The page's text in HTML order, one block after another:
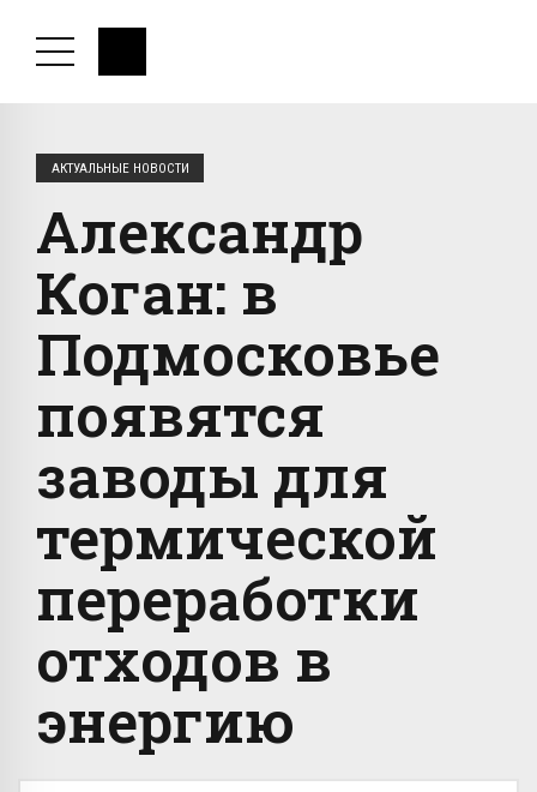
АКТУАЛЬНЫЕ НОВОСТИ
Александр
Коган: в
Подмосковье
появятся
заводы для
термической
переработки
отходов в
энергию